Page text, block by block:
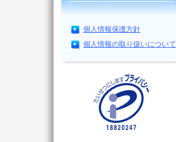
個人情報保護方針
個人情報の取り扱いについて